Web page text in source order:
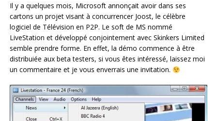
Il y a quelques mois, Microsoft annonçait avoir dans ses
cartons un projet visant à concurrencer Joost, le célèbre
logiciel de Télévision en P2P. Le soft de MS nommé
LiveStation et développé conjointement avec Skinkers Limited
semble prendre forme. En effet, la démo commence à être
distribuiée aux beta testers, si vous êtes intéressé, laissez moi
un commentaire et je vous enverrais une invitation.